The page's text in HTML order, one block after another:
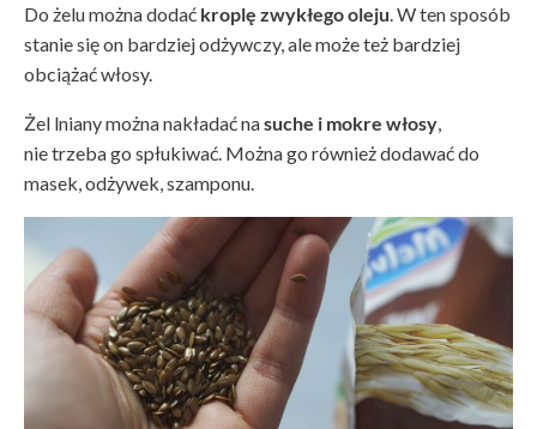
Do żelu można dodać kroplę zwykłego oleju. W ten sposób
stanie się on bardziej odżywczy, ale może też bardziej
obciążać włosy.
Żel lniany można nakładać nasuche i mokre włosy,
nie trzeba go spłukiwać. Można go również dodawać do
masek, odżywek, szamponu.